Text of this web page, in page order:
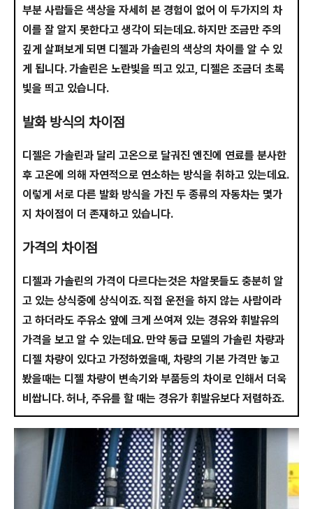
부분 사람들은 색상을 자세히 본 경험이 없어 이 두가지의 차
이를 잘 알지 못한다고 생각이 되는데요. 하지만 조금만 주의
깊게 살펴보게 되면 디젤과 가솔린의 색상의 차이를 알 수 있
게 됩니다. 가솔린은 노란빛을 띄고 있고, 디젤은 조금더 초록
빛을 띄고 있습니다.
발화 방식의 차이점
디젤은 가솔린과 달리 고온으로 달궈진 엔진에 연료를 분사한
후 고온에 의해 자연적으로 연소하는 방식을 취하고 있는데요.
이렇게 서로 다른 발화 방식을 가진 두 종류의 자동차는 몇가
지 차이점이 더 존재하고 있습니다.
가격의 차이점
디젤과 가솔린의 가격이 다르다는것은 차알못들도 충분히 알
고 있는 상식중에 상식이죠. 직접 운전을 하지 않는 사람이라
고 하더라도 주유소 앞에 크게 쓰여져 있는 경유와 휘발유의
가격을 보고 알 수 있는데요. 만약 동급 모델의 가솔린 차량과
디젤 차량이 있다고 가정하였을때, 차량의 기본 가격만 놓고
봤을때는 디젤 차량이 변속기와 부품등의 차이로 인해서 더욱
비쌉니다. 허나, 주유를 할 때는 경유가 휘발유보다 저렴하죠.